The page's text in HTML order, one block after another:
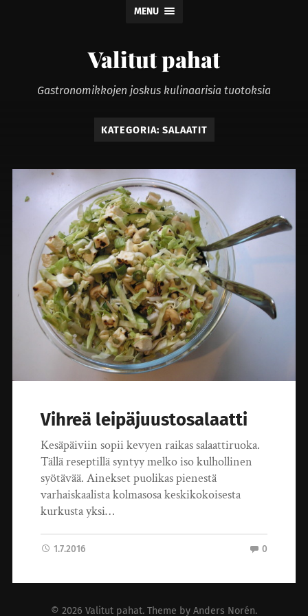
MENU
Valitut pahat
Gastronomikkojen joskus kulinaarisia tuotoksia
KATEGORIA: SALAATIT
Vihreä leipäjuustosalaatti
Kesäpäiviin sopii kevyen raikas salaattiruoka.
Tällä reseptillä syntyy melko iso kulhollinen
syötävää. Ainekset puolikas pienestä
varhaiskaalista kolmasosa keskikokoisesta
kurkusta yksi…
1.7.2016 0
© 2026 Valitut pahat. Theme by Anders Norén.